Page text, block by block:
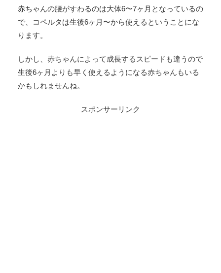
赤ちゃんの腰がすわるのは大体6〜7ヶ月となっているの
で、コペルタは生後6ヶ月〜から使えるということにな
ります。
しかし、赤ちゃんによって成長するスピードも違うので
生後6ヶ月よりも早く使えるようになる赤ちゃんもいる
かもしれませんね。
スポンサーリンク